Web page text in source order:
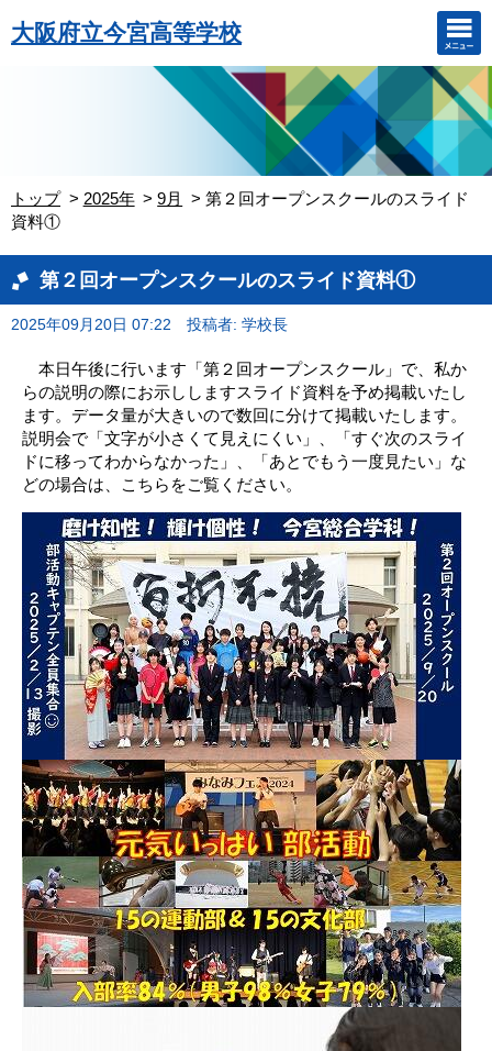
大阪府立今宮高等学校
トップ 2025年 9月
第２回オープンスクールのスライド
資料①
第２回オープンスクールのスライド資料①
2025年09月20日 07:22 投稿者: 学校長
本日午後に行います「第２回オープンスクール」で、私か
らの説明の際にお示ししますスライド資料を予め掲載いたし
ます。データ量が大きいので数回に分けて掲載いたします。
説明会で「文字が小さくて見えにくい」、「すぐ次のスライ
ドに移ってわからなかった」、「あとでもう一度見たい」な
どの場合は、こちらをご覧ください。